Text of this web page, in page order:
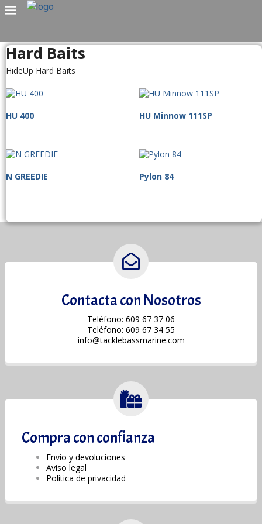
Hard Baits
HideUp Hard Baits
HU 400 HU Minnow 111SP
N GREEDIE Pylon 84
Contacta con Nosotros
Teléfono: 609 67 37 06
Teléfono: 609 67 34 55
info@tacklebassmarine.com
Compra con confianza
Envío y devoluciones
Aviso legal
Política de privacidad